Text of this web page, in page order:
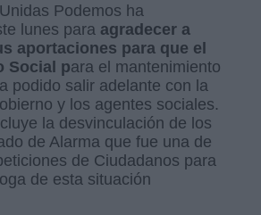
Podemos ha
lunes para agradecer a
aportaciones para que el
Social para el mantenimiento
podido salir adelante con la
y los agentes sociales.
la desvinculación de los
de Alarma que fue una de
de Ciudadanos para
de esta situación